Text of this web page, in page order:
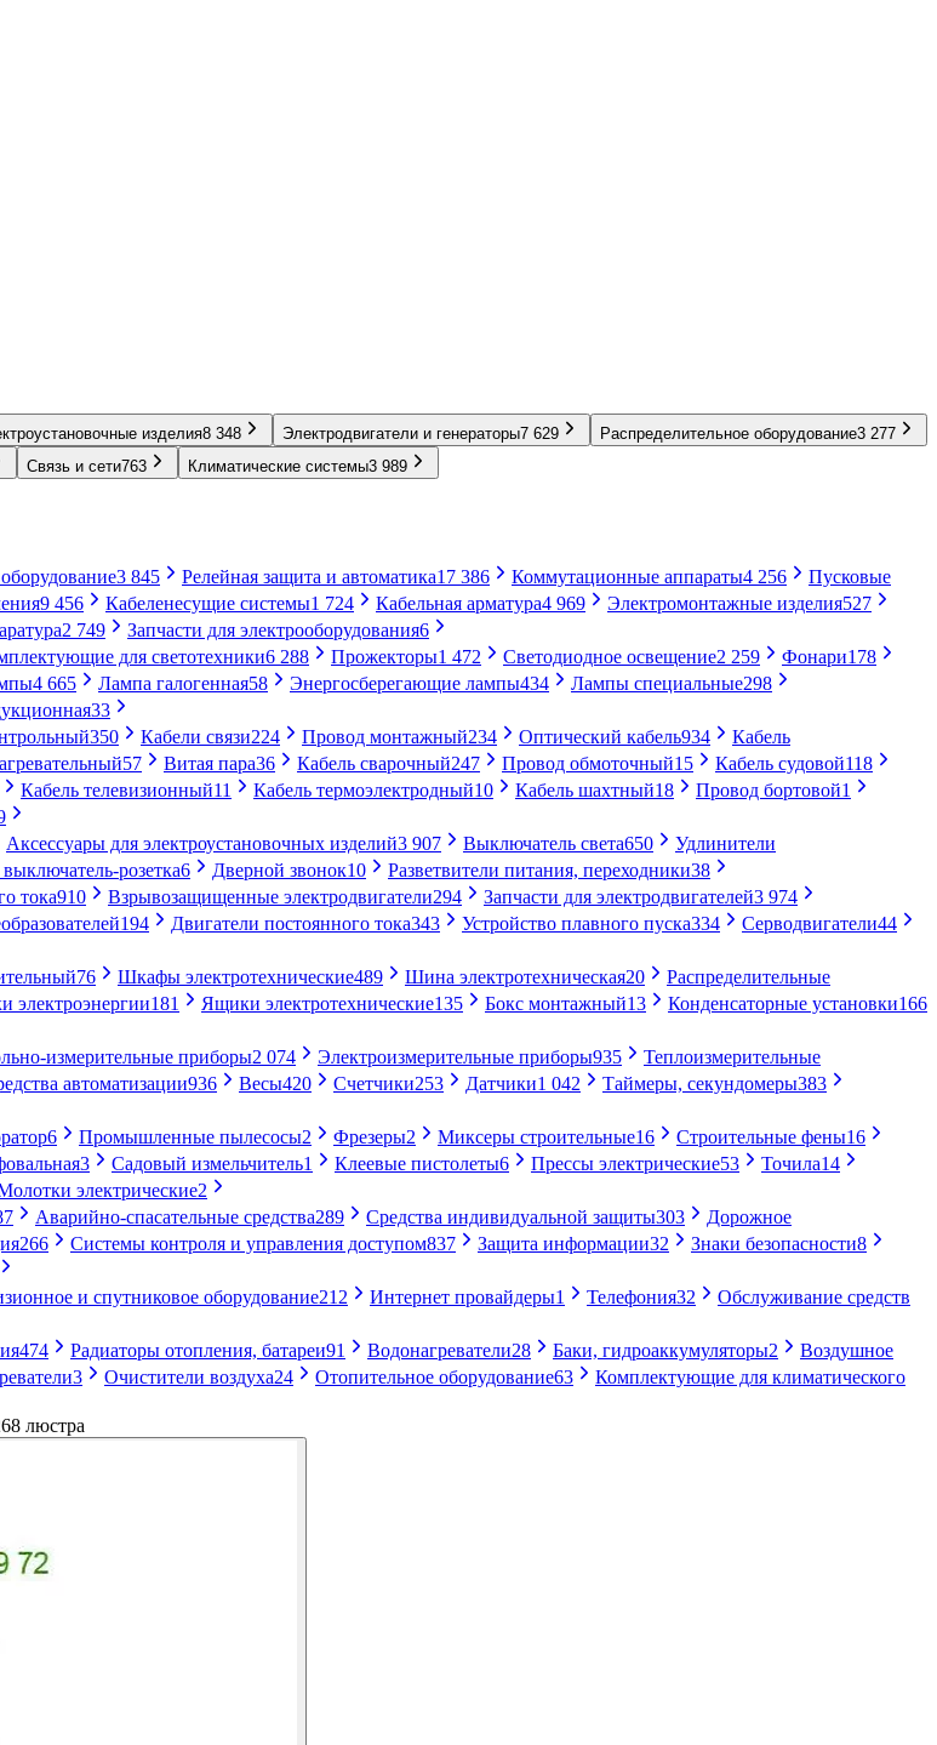
изделия8 348 Электродвигатели и генераторы7 629 Распределительное оборудование3 277
Связь и сети763 Климатические системы3 989
3 845 Релейная защита и автоматика17 386 Коммутационные аппараты4 256
Пусковые
9 456 Кабеленесущие системы1 724 Кабельная арматура4 969 Электромонтажные изделия527
2 749 Запчасти для электрооборудования6
для светотехники6 288 Прожекторы1 472 Светодиодное освещение2 259 Фонари178
4 665 Лампа галогенная58 Энергосберегающие лампы434 Лампы специальные298
33
350 Кабели связи224 Провод монтажный234 Оптический кабель934
Кабель
57 Витая пара36 Кабель сварочный247 Провод обмоточный15 Кабель судовой118
Кабель телевизионный11 Кабель термоэлектродный10 Кабель шахтный18 Провод бортовой1
Аксессуары для электроустановочных изделий3 907 Выключатель света650
Удлинители
розетка6 Дверной звонок10 Разветвители питания, переходники38
тока910 Взрывозащищенные электродвигатели294 Запчасти для электродвигателей3 974
194 Двигатели постоянного тока343 Устройство плавного пуска334 Серводвигатели44
76 Шкафы электротехнические489 Шина электротехническая20
Распределительные
электроэнергии181 Ящики электротехнические135 Бокс монтажный13 Конденсаторные установки166
измерительные приборы2 074 Электроизмерительные приборы935
Теплоизмерительные
автоматизации936 Весы420 Счетчики253 Датчики1 042 Таймеры, секундомеры383
6 Промышленные пылесосы2 Фрезеры2 Миксеры строительные16 Строительные фены16
3 Садовый измельчитель1 Клеевые пистолеты6 Прессы электрические53 Точила14
электрические2
Аварийно-спасательные средства289 Средства индивидуальной защиты303
Дорожное
266 Системы контроля и управления доступом837 Защита информации32 Знаки безопасности8
и спутниковое оборудование212 Интернет провайдеры1 Телефония32
Обслуживание средств
474 Радиаторы отопления, батареи91 Водонагреватели28 Баки, гидроаккумуляторы2
Воздушное
3 Очистители воздуха24 Отопительное оборудование63
Комплектующие для климатического
люстра